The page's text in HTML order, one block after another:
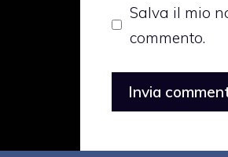
Salva il mio
commento.